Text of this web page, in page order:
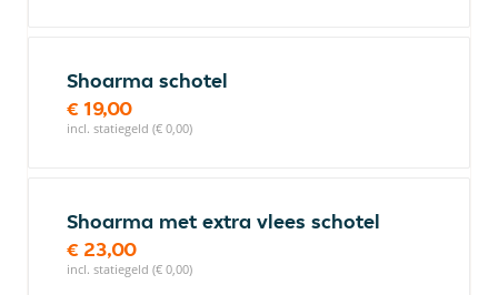
Shoarma schotel
€ 19,00
incl. statiegeld (€ 0,00)
Shoarma met extra vlees schotel
€ 23,00
incl. statiegeld (€ 0,00)